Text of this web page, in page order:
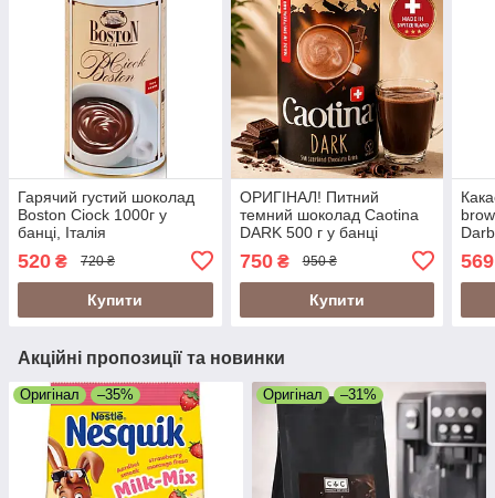
Гарячий густий шоколад
Boston Ciock 1000г у
банці, Італія
шоколад Бостон), 40
порцій
520 ₴ 720 ₴
Купити
ОРИГІНАЛ! Питний
темний шоколад Caotina
DARK 500 г у банці
750₴ 950 ₴
Купити
569
Акційні пропозиції та новинки
Оригінал –35% Оригінал –31%